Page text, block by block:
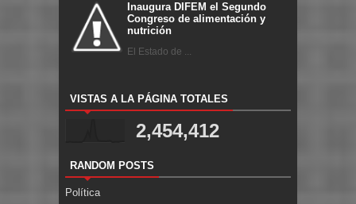
Inaugura DIFEM el Segundo
Congreso de alimentación y
nutrición
El Estado de ...
VISTAS A LA PÁGINA TOTALES
2,454,412
RANDOM POSTS
Política